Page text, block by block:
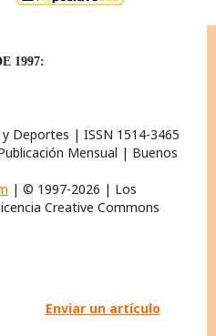
1997:
Deportes | ISSN 1514-3465
Mensual | Buenos
| © 1997-2026 | Los
Creative Commons
Enviar un artículo